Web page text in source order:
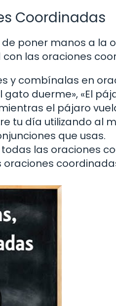
Coordinadas
poner manos a la
las oraciones
y combínalas en
gato duerme», «El
el pájaro
tu día utilizando al
que usas.
las oraciones